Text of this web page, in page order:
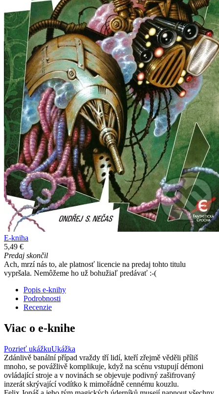
E-kniha
5,49 €
Predaj skončil
Ach, mrzí nás to, ale platnosť licencie na predaj tohto titulu
vypršala. Nemôžeme ho už bohužiaľ predávať :-(
Popis e-knihy
Podrobnosti
Recenzie
Viac o e-knihe
Pozrieť ukážkuUkážka
Zdánlivě banální případ vraždy tří lidí, kteří zřejmě věděli příliš
mnoho, se povážlivě komplikuje, když na scénu vstupují démoni
ovládající stroje a v novinách se objevuje podivný zašifrovaný
inzerát skrývající vodítko k mimořádně cennému kouzlu.